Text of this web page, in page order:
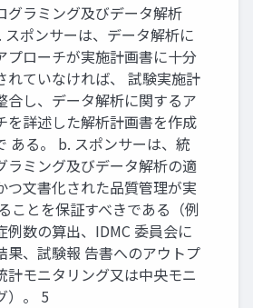
グラミング及びデータ解析
スポンサーは、データ解析に
プローチが実施計画書に十分
れていなければ、 試験実施計
合し、データ解析に関するア
を詳述した解析計画書を作成
ある。 b. スポンサーは、統
ラミング及びデータ解析の適
つ文書化された品質管理が実
ことを保証すべきである（例
例数の算出、IDMC 委員会に
果、試験報 告書へのアウトプ
計モニタリング又は中央モニ
）。 5